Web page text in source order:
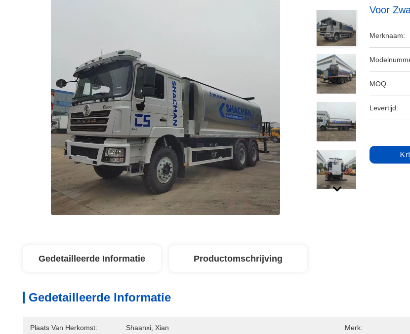
Voor
Merknaam:
MOQ:
Levertijd:
Gedetailleerde Informatie Productomschrijving
Gedetailleerde Informatie
Plaats Van Herkomst: Shaanxi, Xian Merk: